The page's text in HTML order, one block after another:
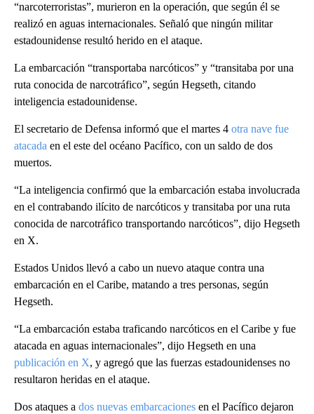
“narcoterroristas”, murieron en la operación, que según él se
realizó en aguas internacionales. Señaló que ningún militar
estadounidense resultó herido en el ataque.
La embarcación “transportaba narcóticos” y “transitaba por una
ruta conocida de narcotráfico”, según Hegseth, citando
inteligencia estadounidense.
El secretario de Defensa informó que el martes 4 otra nave fue
atacada en el este del océano Pacífico, con un saldo de dos
muertos.
“La inteligencia confirmó que la embarcación estaba involucrada
en el contrabando ilícito de narcóticos y transitaba por una ruta
conocida de narcotráfico transportando narcóticos”, dijo Hegseth
en X.
Estados Unidos llevó a cabo un nuevo ataque contra una
embarcación en el Caribe, matando a tres personas, según
Hegseth.
“La embarcación estaba traficando narcóticos en el Caribe y fue
atacada en aguas internacionales”, dijo Hegseth en una
publicación en X, y agregó que las fuerzas estadounidenses no
resultaron heridas en el ataque.
Dos ataques a dos nuevas embarcaciones en el Pacífico dejaron